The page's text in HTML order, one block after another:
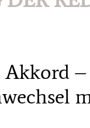
Akkord –